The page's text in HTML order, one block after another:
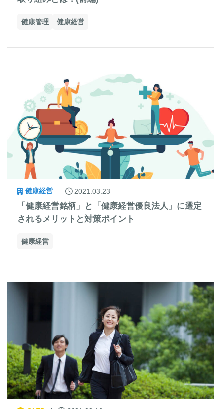
健康管理 健康経営
健康経営 2021.03.23
「健康経営銘柄」と「健康経営優良法人」に選定
されるメリットと対策ポイント
健康経営